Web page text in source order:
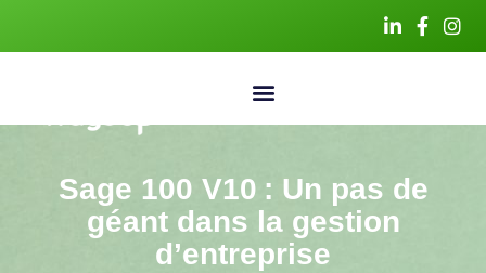
Sage 100 V10 : Un pas de
géant dans la gestion
d’entreprise